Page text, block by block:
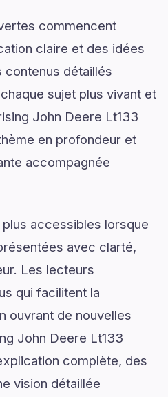
commencent
claire et des idées
contenus détaillés
sujet plus vivant et
John Deere Lt133
en profondeur et
accompagnée
accessibles lorsque
avec clarté,
Les lecteurs
qui facilitent la
ouvrant de nouvelles
John Deere Lt133
complète, des
vision détaillée